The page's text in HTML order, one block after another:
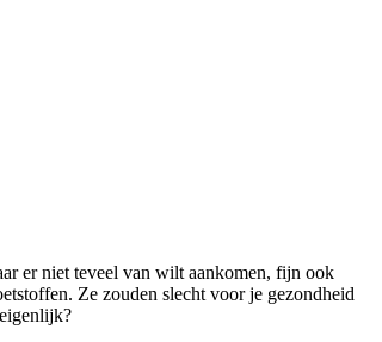
er niet teveel van wilt aankomen, fijn ook
Ze zouden slecht voor je gezondheid